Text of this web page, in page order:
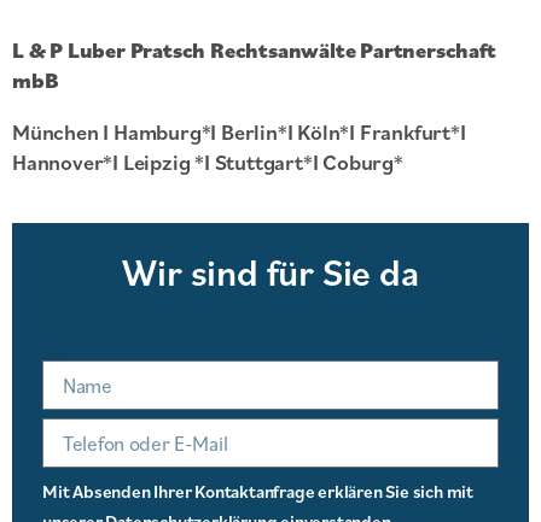
L & P Luber Pratsch Rechtsanwälte Partnerschaft
mbB
München I Hamburg*I Berlin*I Köln*I Frankfurt*I
Hannover*I Leipzig *I Stuttgart*I Coburg*
Wir sind für Sie da
Mit Absenden Ihrer Kontaktanfrage erklären Sie sich mit